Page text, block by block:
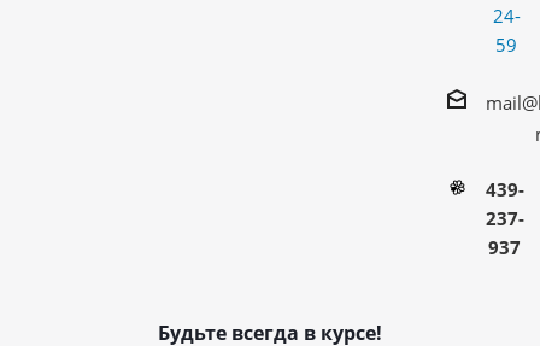
24-
59
439-
237-
937
Будьте всегда в курсе!